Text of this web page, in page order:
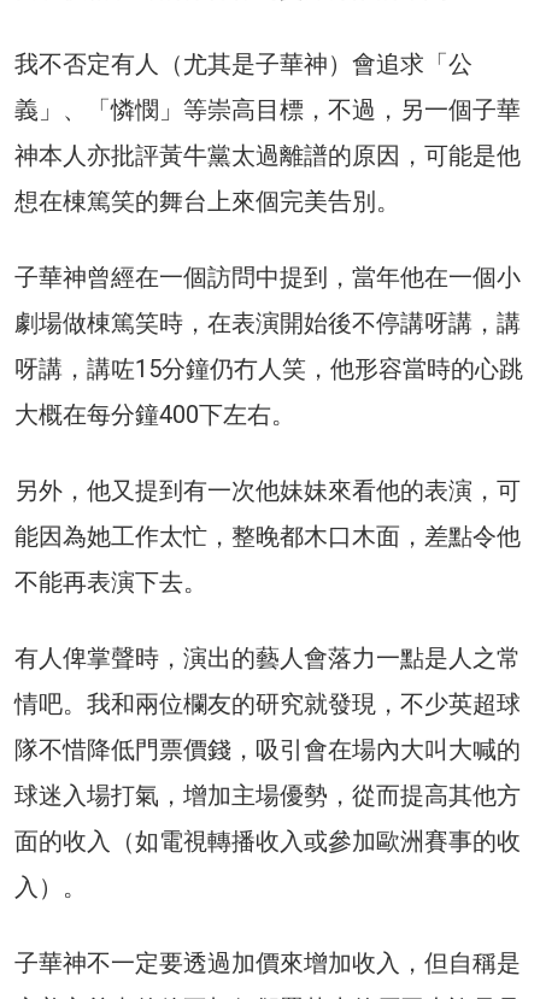
我不否定有人（尤其是子華神）會追求「公
義」、「憐憫」等崇高目標，不過，另一個子華
神本人亦批評黃牛黨太過離譜的原因，可能是他
想在棟篤笑的舞台上來個完美告別。
子華神曾經在一個訪問中提到，當年他在一個小
劇場做棟篤笑時，在表演開始後不停講呀講，講
呀講，講咗15分鐘仍冇人笑，他形容當時的心跳
大概在每分鐘400下左右。
另外，他又提到有一次他妹妹來看他的表演，可
能因為她工作太忙，整晚都木口木面，差點令他
不能再表演下去。
有人俾掌聲時，演出的藝人會落力一點是人之常
情吧。我和兩位欄友的研究就發現，不少英超球
隊不惜降低門票價錢，吸引會在場內大叫大喊的
球迷入場打氣，增加主場優勢，從而提高其他方
面的收入（如電視轉播收入或參加歐洲賽事的收
入）。
子華神不一定要透過加價來增加收入，但自稱是